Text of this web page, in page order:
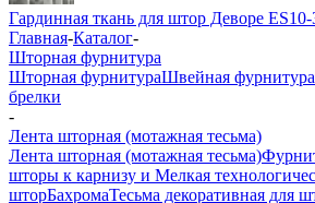
Гардинная ткань для штор Деворе ES10-
Главная-Каталог-
Шторная фурнитура
Шторная фурнитураШвейная фурнитура
брелки
-
Лента шторная (мотажная тесьма)
Лента шторная (мотажная тесьма)
шторы к карнизу и Мелкая
шторБахромаТесьма декоративная для